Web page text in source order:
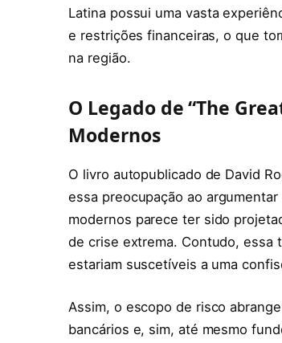
Latina possui uma vasta
e restrições financeiras, o que
na região.
O Legado de “The
Modernos
O livro autopublicado de David
essa preocupação ao
modernos parece ter sido
de crise extrema. Contudo, essa
estariam suscetíveis a uma
Assim, o escopo de risco
bancários e, sim, até mesmo